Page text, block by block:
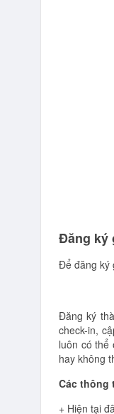
Đăng ký
Để đăng ký
Đăng ký
check-in,
luôn có thể
hay không
Các thông
+ Hiện tại